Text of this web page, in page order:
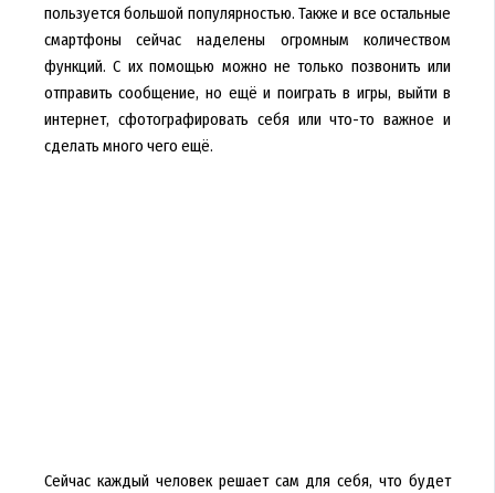
пользуется большой популярностью. Также и все остальные
смартфоны сейчас наделены огромным количеством
функций. С их помощью можно не только позвонить или
отправить сообщение, но ещё и поиграть в игры, выйти в
интернет, сфотографировать себя или что-то важное и
сделать много чего ещё.
Сейчас каждый человек решает сам для себя, что будет